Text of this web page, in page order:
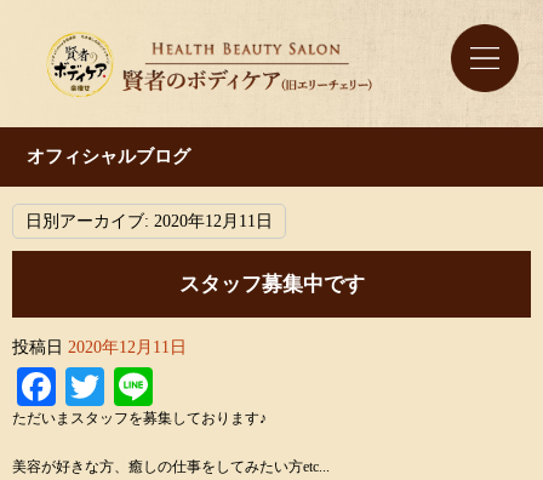
オフィシャルブログ
日別アーカイブ: 2020年12月11日
スタッフ募集中です
投稿日 2020年12月11日
Facebook
Twitter
ただいまスタッフを募集しております♪
美容が好きな方、癒しの仕事をしてみたい方etc...